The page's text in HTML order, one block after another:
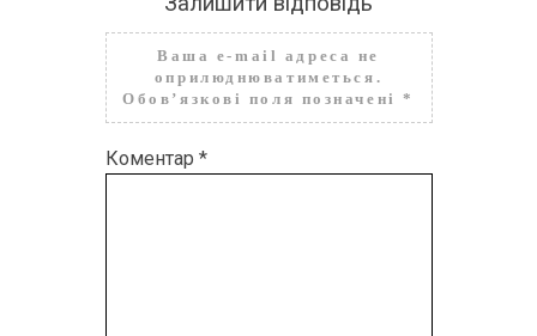
Ваша e-mail адреса не
оприлюднюватиметься.
Обов’язкові поля позначені*
Коментар *